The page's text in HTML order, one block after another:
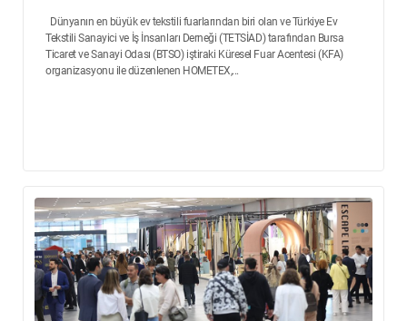
Dünyanın en büyük ev tekstili fuarlarından biri olan ve Türkiye Ev
Tekstili Sanayici ve İş İnsanları Derneği (TETSİAD) tarafından Bursa
Ticaret ve Sanayi Odası (BTSO) iştiraki Küresel Fuar Acentesi (KFA)
organizasyonu ile düzenlenen HOMETEX,...